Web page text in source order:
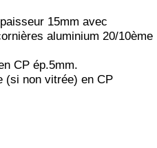
15mm avec
aluminium 20/10ème
CP ép.5mm.
(si non vitrée) en CP